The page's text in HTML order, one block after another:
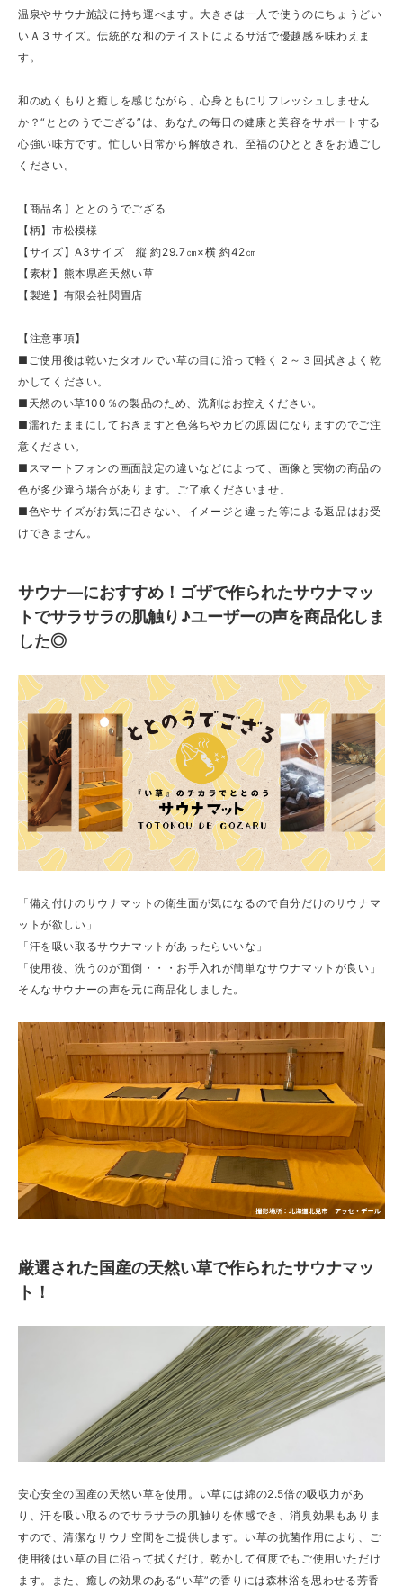
温泉やサウナ施設に持ち運べます。大きさは一人で使うのにちょうどい
いＡ３サイズ。伝統的な和のテイストによるサ活で優越感を味わえま
す。
和のぬくもりと癒しを感じながら、心身ともにリフレッシュしません
か？“ととのうでござる”は、あなたの毎日の健康と美容をサポートする
心強い味方です。忙しい日常から解放され、至福のひとときをお過ごし
ください。
【商品名】ととのうでござる
【柄】市松模様
【サイズ】A3サイズ 縦 約29.7㎝×横 約42㎝
【素材】熊本県産天然い草
【製造】有限会社関畳店
【注意事項】
■ご使用後は乾いたタオルでい草の目に沿って軽く２～３回拭きよく乾
かしてください。
■天然のい草100％の製品のため、洗剤はお控えください。
■濡れたままにしておきますと色落ちやカビの原因になりますのでご注
意ください。
■スマートフォンの画面設定の違いなどによって、画像と実物の商品の
色が多少違う場合があります。ご了承くださいませ。
■色やサイズがお気に召さない、イメージと違った等による返品はお受
けできません。
サウナ―におすすめ！ゴザで作られたサウナマッ
トでサラサラの肌触り♪ユーザーの声を商品化しま
した◎
「備え付けのサウナマットの衛生面が気になるので自分だけのサウナマ
ットが欲しい」
「汗を吸い取るサウナマットがあったらいいな」
「使用後、洗うのが面倒・・・お手入れが簡単なサウナマットが良い」
そんなサウナーの声を元に商品化しました。
厳選された国産の天然い草で作られたサウナマッ
ト！
安心安全の国産の天然い草を使用。い草には綿の2.5倍の吸収力があ
り、汗を吸い取るのでサラサラの肌触りを体感でき、消臭効果もありま
すので、清潔なサウナ空間をご提供します。い草の抗菌作用により、ご
使用後はい草の目に沿って拭くだけ。乾かして何度でもご使用いただけ
ます。また、癒しの効果のある“い草”の香りには森林浴を思わせる芳香